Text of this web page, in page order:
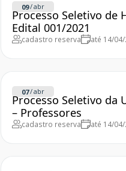
09/abr
Processo Seletivo de
Edital 001/2021
cadastro reserva até 14/04/
07/abr
Processo Seletivo da
– Professores
cadastro reserva até 14/04/